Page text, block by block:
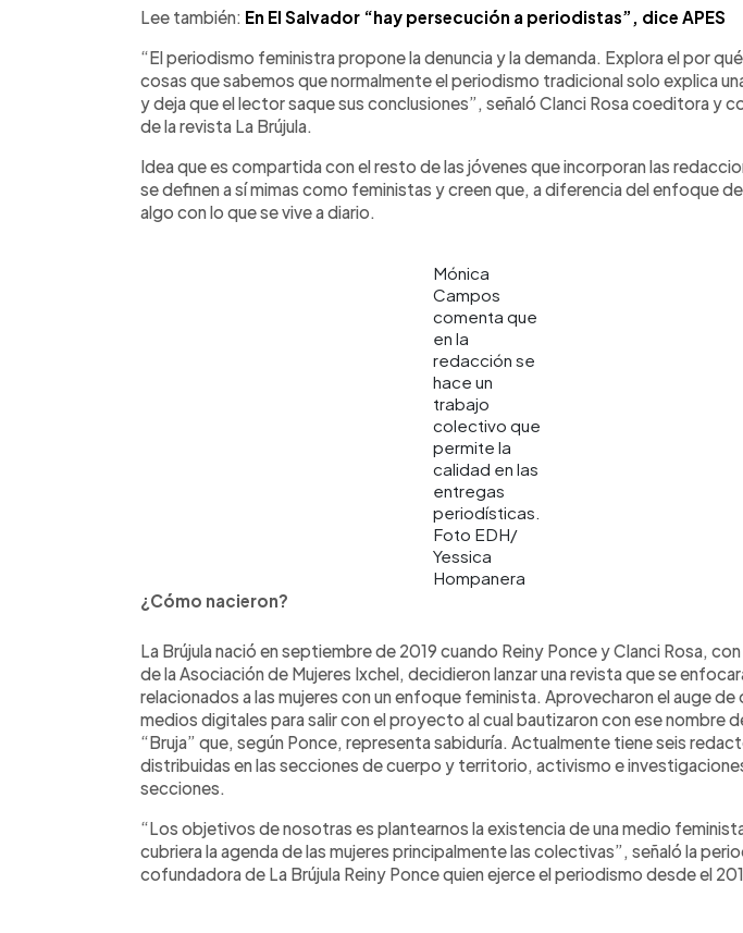
Lee también: En El Salvador “hay persecución a periodistas”, dice APES
“El periodismo feministra propone la denuncia y la demanda. Explora el por
cosas que sabemos que normalmente el periodismo tradicional solo explica
y deja que el lector saque sus conclusiones”, señaló Clanci Rosa coeditora y
de la revista La Brújula.
Idea que es compartida con el resto de las jóvenes que incorporan las
se definen a sí mimas como feministas y creen que, a diferencia del enfoque
algo con lo que se vive a diario.
Mónica
Campos
comenta que
en la
redacción se
hace un
trabajo
colectivo que
permite la
calidad en las
entregas
periodísticas.
Foto EDH/
Yessica
Hompanera
¿Cómo nacieron?
La Brújula nació en septiembre de 2019 cuando Reiny Ponce y Clanci Rosa,
de la Asociación de Mujeres Ixchel, decidieron lanzar una revista que se
relacionados a las mujeres con un enfoque feminista. Aprovecharon el auge de
medios digitales para salir con el proyecto al cual bautizaron con ese nombre
“Bruja” que, según Ponce, representa sabiduría. Actualmente tiene seis
distribuidas en las secciones de cuerpo y territorio, activismo e
secciones.
“Los objetivos de nosotras es plantearnos la existencia de una medio
cubriera la agenda de las mujeres principalmente las colectivas”, señaló la
cofundadora de La Brújula Reiny Ponce quien ejerce el periodismo desde el